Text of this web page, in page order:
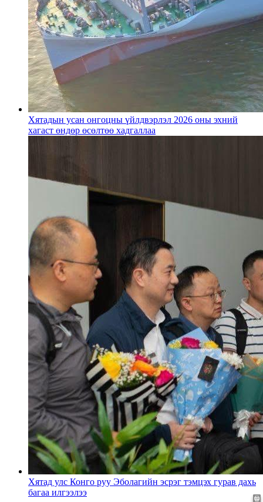
Хятадын усан онгоцны үйлдвэрлэл 2026 оны эхний
хагаст өндөр өсөлтөө хадгаллаа
Хятад улс Конго руу Эболагийн эсрэг тэмцэх гурав дахь
багаа илгээлээ